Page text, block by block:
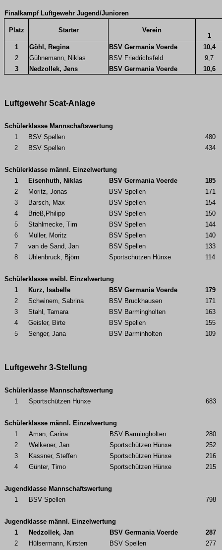
Finalkampf Luftgewehr Jugend/Junioren
Platz Starter Verein
1
1
Göhl, Regina BSV Germania Voerde
10,4
2
Gühnemann, Niklas BSV Friedrichsfeld
9,7
3
Nedzollek, Jens BSV Germania Voerde 10,6
Luftgewehr Scat-Anlage
Schülerklasse Mannschaftswertung
1
BSV Spellen
480
2
BSV Spellen 434
Schülerklasse männl. Einzelwertung
1
Eisenhuth, Niklas BSV Germania Voerde
185
2
Moritz, Jonas BSV Spellen
171
3
Barsch, Max BSV Spellen
154
4
Brieß,Philipp BSV Spellen
150
5
Stahlmecke, Tim BSV Spellen
144
6
Müller, Moritz BSV Spellen
140
7
van de Sand, Jan BSV Spellen
133
8
Uhlenbruck, Björn Sportschützen Hünxe 114
Schülerklasse weibl. Einzelwertung
1
Kurz, Isabelle BSV Germania Voerde
179
2
Schwinem, Sabrina BSV Bruckhausen
171
3
Stahl, Tamara BSV Barmingholten
163
4
Geisler, Birte BSV Spellen
155
5
Senger, Jana BSV Barminholten 109
Luftgewehr 3-Stellung
Schülerklasse Mannschaftswertung
1
Sportschützen Hünxe 683
Schülerklasse männl. Einzelwertung
1
Aman, Carina BSV Barmingholten
280
2
Welkener, Jan Sportschützen Hünxe
252
3
Kassner, Steffen Sportschützen Hünxe
216
4
Günter, Timo Sportschützen Hünxe 215
Jugendklasse Mannschaftswertung
1
BSV Spellen 798
Jugendklasse männl. Einzelwertung
1
Nedzollek, Jan BSV Germania Voerde
287
2
Hülsermann, Kirsten BSV Spellen
277